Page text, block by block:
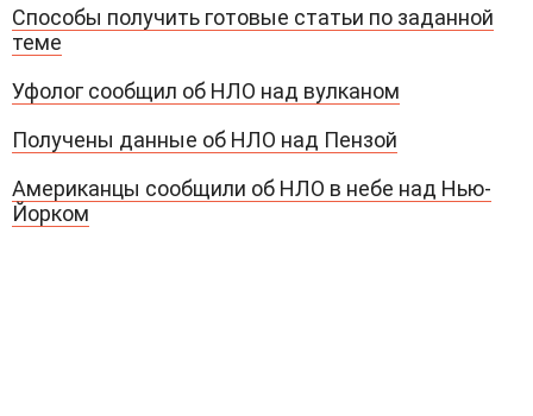
Способы получить готовые статьи по заданной
теме
Уфолог сообщил об НЛО над вулканом
Получены данные об НЛО над Пензой
Американцы сообщили об НЛО в небе над Нью-
Йорком